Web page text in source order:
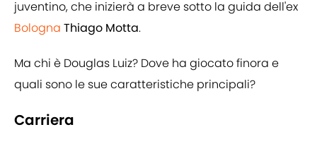
juventino, che inizierà a breve sotto la guida dell'ex
Bologna Thiago Motta.
Ma chi è Douglas Luiz? Dove ha giocato finora e
quali sono le sue caratteristiche principali?
Carriera